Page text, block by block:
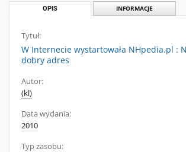
OPIS INFORMACJE
Tytuł:
W Internecie wystartowała NHpedia.pl :
dobry adres
Autor:
(kl)
Data wydania:
2010
Typ zasobu: